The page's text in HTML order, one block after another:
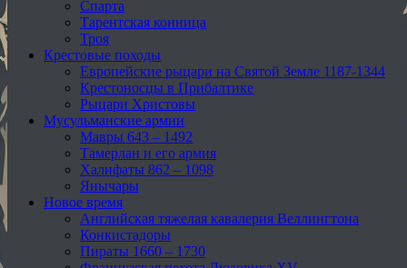
Спарта
Тарентская конница
Троя
Крестовые походы
Европейские рыцари на Святой Земле 1187-1344
Крестоносцы в Прибалтике
Рыцари Христовы
Мусульманские армии
Мавры 643 – 1492
Тамерлан и его армия
Халифаты 862 – 1098
Янычары
Новое время
Английская тяжелая кавалерия Веллингтона
Конкистадоры
Пираты 1660 – 1730